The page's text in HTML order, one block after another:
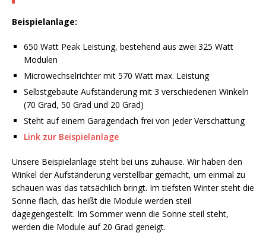
Beispielanlage:
650 Watt Peak Leistung, bestehend aus zwei 325 Watt
Modulen
Microwechselrichter mit 570 Watt max. Leistung
Selbstgebaute Aufständerung mit 3 verschiedenen Winkeln
(70 Grad, 50 Grad und 20 Grad)
Steht auf einem Garagendach frei von jeder Verschattung
Link zur Beispielanlage
Unsere Beispielanlage steht bei uns zuhause. Wir haben den
Winkel der Aufständerung verstellbar gemacht, um einmal zu
schauen was das tatsächlich bringt. Im tiefsten Winter steht die
Sonne flach, das heißt die Module werden steil
dagegengestellt. Im Sommer wenn die Sonne steil steht,
werden die Module auf 20 Grad geneigt.